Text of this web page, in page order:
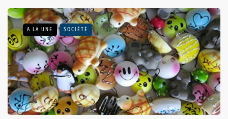
A LA UNE SOCIÉTÉ